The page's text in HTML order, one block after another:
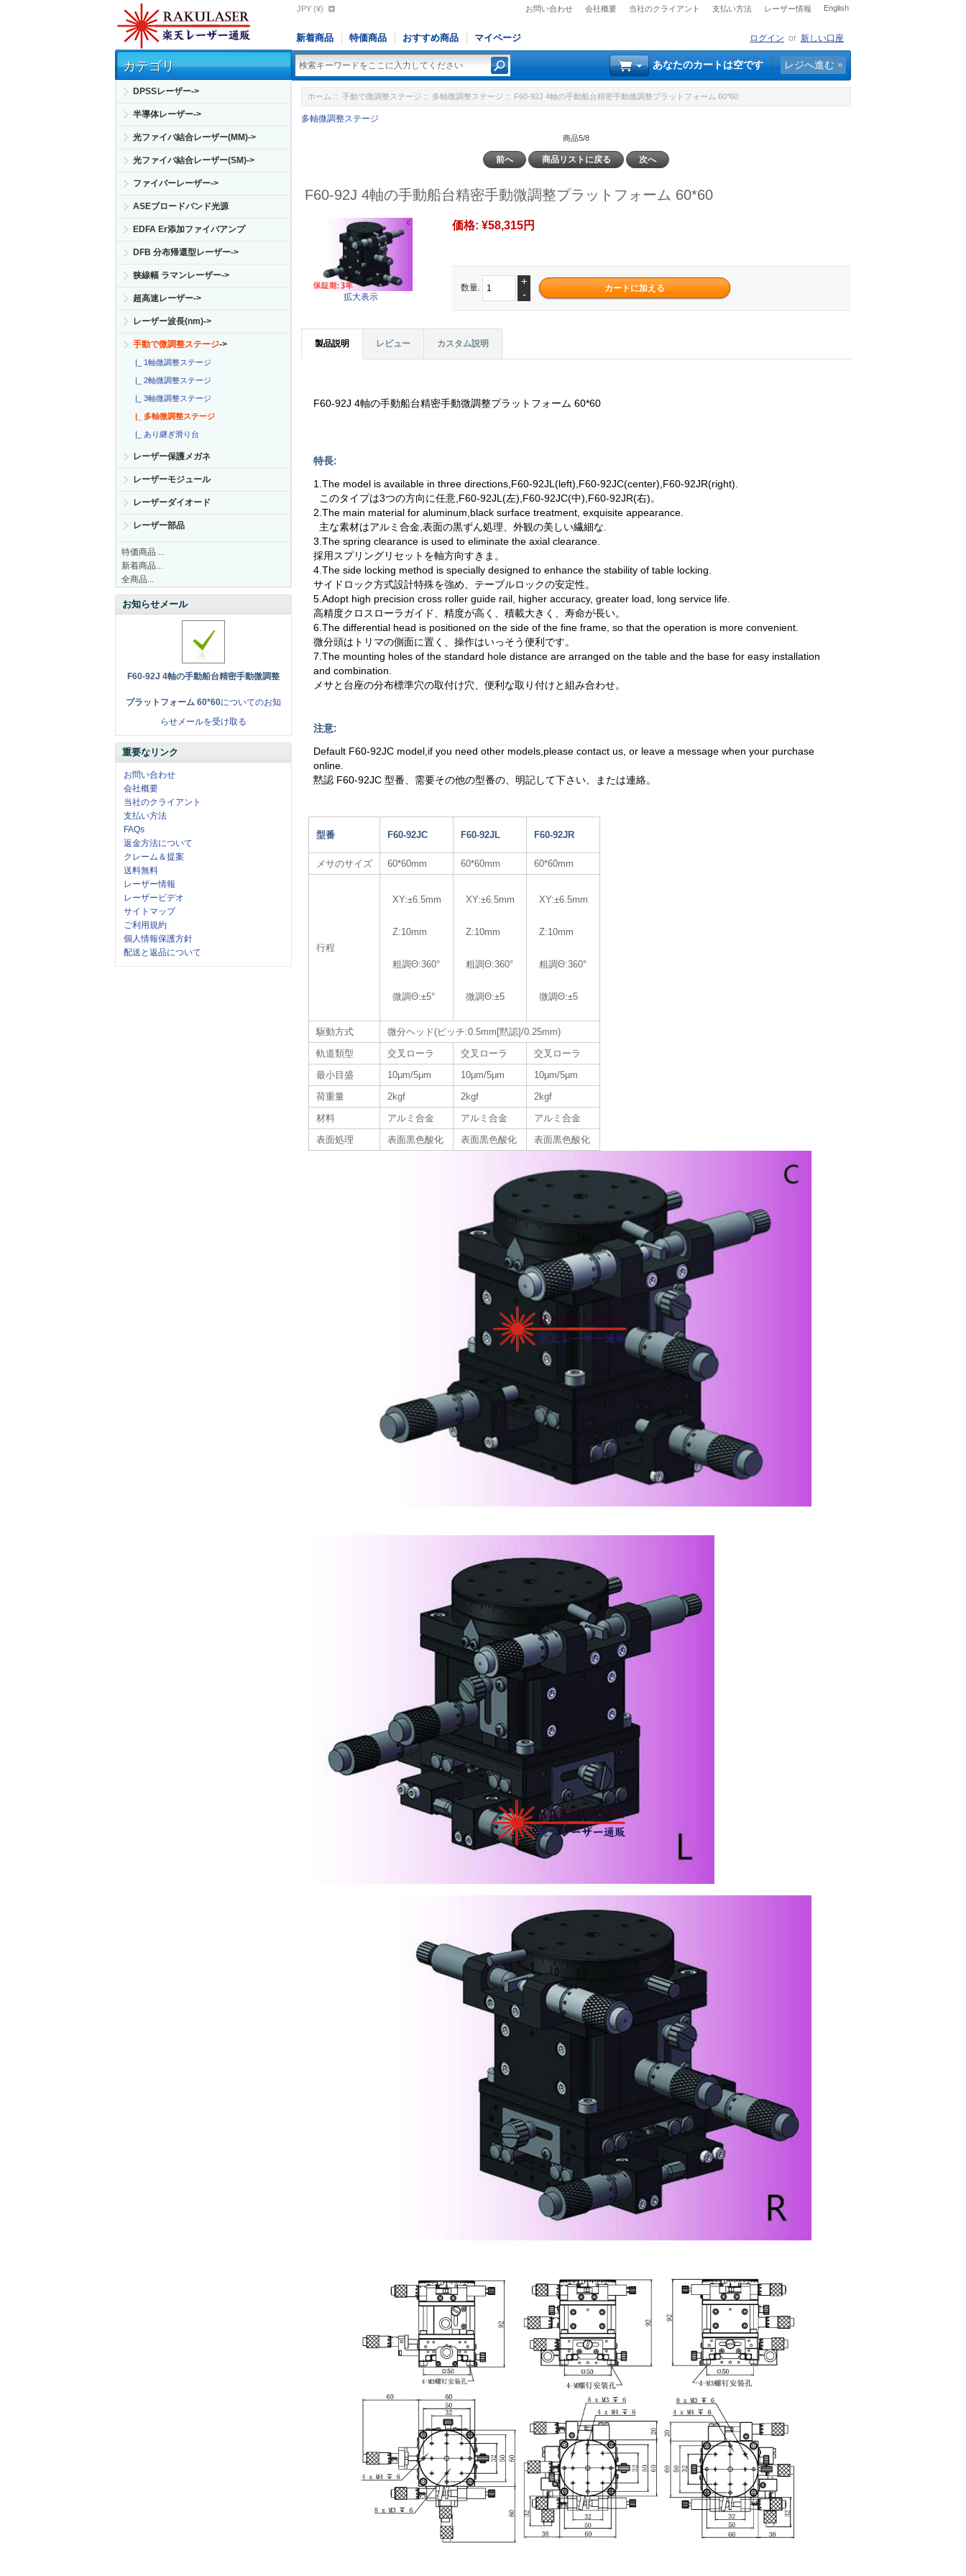
お問い合わせ 会社概要 当社のクライアント 支払い方法 レーザー情報 English
JPY (¥)
新着商品 特価商品 おすすめ商品 マイページ ログイン or 新しい口座
あなたのカートは空です レジへ進む
カテゴリ
DPSSレーザー->
半導体レーザー->
光ファイバ結合レーザー(MM)->
光ファイバ結合レーザー(SM)->
ファイバーレーザー->
ASEブロードバンド光源
EDFA Er添加ファイバアンプ
DFB 分布帰還型レーザー->
狭線幅 ラマンレーザー->
超高速レーザー->
レーザー波長(nm)->
手動で微調整ステージ->
|_ 1軸微調整ステージ
|_ 2軸微調整ステージ
|_ 3軸微調整ステージ
|_ 多軸微調整ステージ
|_ あり継ぎ滑り台
レーザー保護メガネ
レーザーモジュール
レーザーダイオード
レーザー部品
特価商品 ...
新着商品...
全商品...
お知らせメール
F60-92J 4軸の手動船台精密手動微調整
プラットフォーム 60*60についてのお知
らせメールを受け取る
重要なリンク
お問い合わせ
会社概要
当社のクライアント
支払い方法
FAQs
返金方法について
クレーム＆提案
送料無料
レーザー情報
レーザービデオ
サイトマップ
ご利用規約
個人情報保護方針
配送と返品について
ホーム ::手動で微調整ステージ :: 多軸微調整ステージ :: F60-92J 4軸の手動船台精密手動微調整プラットフォーム 60*60
多軸微調整ステージ
商品5/8
前へ 商品リストに戻る 次へ
F60-92J 4軸の手動船台精密手動微調整プラットフォーム 60*60
拡大表示
価格:¥58,315円
数量.
+
-
製品説明 レビュー カスタム説明
F60-92J 4軸の手動船台精密手動微調整プラットフォーム 60*60
特長:
1.The model is available in three directions,F60-92JL(left),F60-92JC(center),F60-92JR(right).
このタイプは3つの方向に任意,F60-92JL(左),F60-92JC(中),F60-92JR(右)。
2.The main material for aluminum,black surface treatment, exquisite appearance.
主な素材はアルミ合金,表面の黒ずん処理、外観の美しい繊細な.
3.The spring clearance is used to eliminate the axial clearance.
採用スプリングリセットを軸方向すきま。
4.The side locking method is specially designed to enhance the stability of table locking.
サイドロック方式設計特殊を強め、テーブルロックの安定性。
5.Adopt high precision cross roller guide rail, higher accuracy, greater load, long service life.
高精度クロスローラガイド、精度が高く、積載大きく、寿命が長い。
6.The differential head is positioned on the side of the fine frame, so that the operation is more convenient.
微分頭はトリマの側面に置く、操作はいっそう便利です。
7.The mounting holes of the standard hole distance are arranged on the table and the base for easy installation
and combination.
メサと台座の分布標準穴の取付け穴、便利な取り付けと組み合わせ。
注意:
Default F60-92JC model,if you need other models,please contact us, or leave a message when your purchase
online.
黙認 F60-92JC 型番、需要その他の型番の、明記して下さい、または連絡。
型番 F60-92JC F60-92JL F60-92JR
メサのサイズ 60*60mm 60*60mm 60*60mm
行程
XY:±6.5mm
Z:10mm
粗調Θ:360°
微調Θ:±5°
XY:±6.5mm
Z:10mm
粗調Θ:360°
微調Θ:±5
XY:±6.5mm
Z:10mm
粗調Θ:360°
微調Θ:±5
駆動方式
微分ヘッド(ピッチ:0.5mm[黙認]/0.25mm)
軌道類型
交叉ローラ 交叉ローラ
交叉ローラ
最小目盛
10μm/5μm 10μm/5μm
10μm/5μm
荷重量
2kgf 2kgf
2kgf
材料
アルミ合金 アルミ合金
アルミ合金
表面処理
表面黒色酸化 表面黒色酸化 表面黒色酸化